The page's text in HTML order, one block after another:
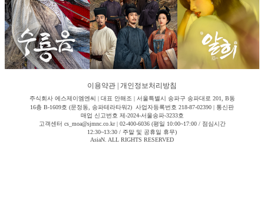
이용약관 개인정보처리방침
주식회사 에스제이엠엔씨 | 대표 안해조 | 서울특별시 송파구 송파대로 201, B동
16층 B-1609호 (문정동, 송파테라타워2) 사업자등록번호 218-87-02390 | 통신판
매업 신고번호 제-2024-서울송파-3233호
고객센터 cs_moa@sjmnc.co.kr | 02-400-6036 (평일 10:00~17:00 / 점심시간
12:30~13:30 / 주말 및 공휴일 휴무)
AsiaN. ALL RIGHTS RESERVED